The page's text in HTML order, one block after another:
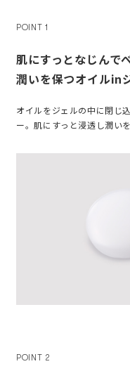
POINT 1
肌にすっとなじんで
潤いを保つオイルin
オイルをジェルの中に閉じ
ー。肌にすっと浸透し潤い
POINT 2